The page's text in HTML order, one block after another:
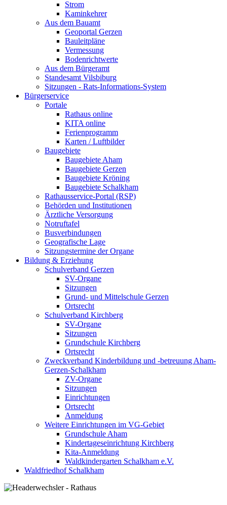
Strom
Kaminkehrer
Aus dem Bauamt
Geoportal Gerzen
Bauleitpläne
Vermessung
Bodenrichtwerte
Aus dem Bürgeramt
Standesamt Vilsbiburg
Sitzungen - Rats-Informations-System
Bürgerservice
Portale
Rathaus online
KITA online
Ferienprogramm
Karten / Luftbilder
Baugebiete
Baugebiete Aham
Baugebiete Gerzen
Baugebiete Kröning
Baugebiete Schalkham
Rathausservice-Portal (RSP)
Behörden und Institutionen
Ärztliche Versorgung
Notruftafel
Busverbindungen
Geografische Lage
Sitzungstermine der Organe
Bildung & Erziehung
Schulverband Gerzen
SV-Organe
Sitzungen
Grund- und Mittelschule Gerzen
Ortsrecht
Schulverband Kirchberg
SV-Organe
Sitzungen
Grundschule Kirchberg
Ortsrecht
Zweckverband Kinderbildung und -betreuung Aham-
Gerzen-Schalkham
ZV-Organe
Sitzungen
Einrichtungen
Ortsrecht
Anmeldung
Weitere Einrichtungen im VG-Gebiet
Grundschule Aham
Kindertageseinrichtung Kirchberg
Kita-Anmeldung
Waldkindergarten Schalkham e.V.
Waldfriedhof Schalkham